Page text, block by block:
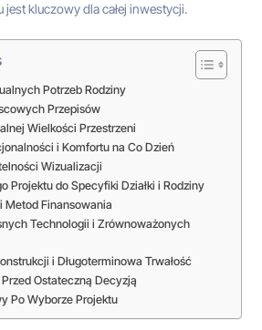
kluczowy dla całej inwestycji.
Potrzeb Rodziny
Przepisów
Wielkości Przestrzeni
i Komfortu na Co Dzień
Wizualizacji
Projektu do Specyfiki Działki i Rodziny
Metod Finansowania
Technologii i Zrównoważonych
i Długoterminowa Trwałość
Ostateczną Decyzją
Po Wyborze Projektu